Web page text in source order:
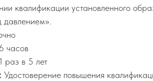
квалификации установленного
часов
1 раз в 5 лет
Удостоверение повышения